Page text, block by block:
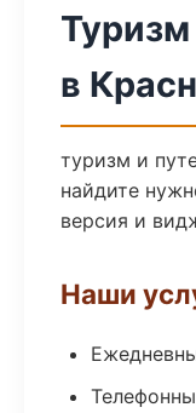
Туризм
в
туризм и
найдите
версия и
Наши